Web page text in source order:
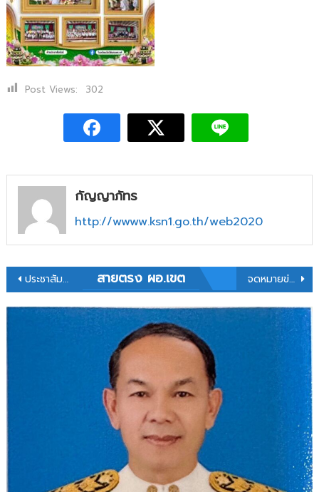
Post Views: 302
กัญญาภัทร
http://wwww.ksn1.go.th/web2020
แนะแนว
เรื่อง
ประชาสัมพันธ์โครงการสมัครสมาชิก VIP Member by สมาพันธ์แพลตฟอร์มฯ จดหมายข่าว โรงเรียนหนองโพนวิทยายน วันที่ 20 มิถุนายน 2568
สายตรง ผอ.เขต